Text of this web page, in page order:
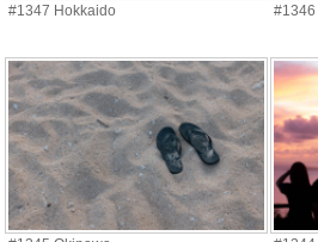
#1347 Hokkaido #1346